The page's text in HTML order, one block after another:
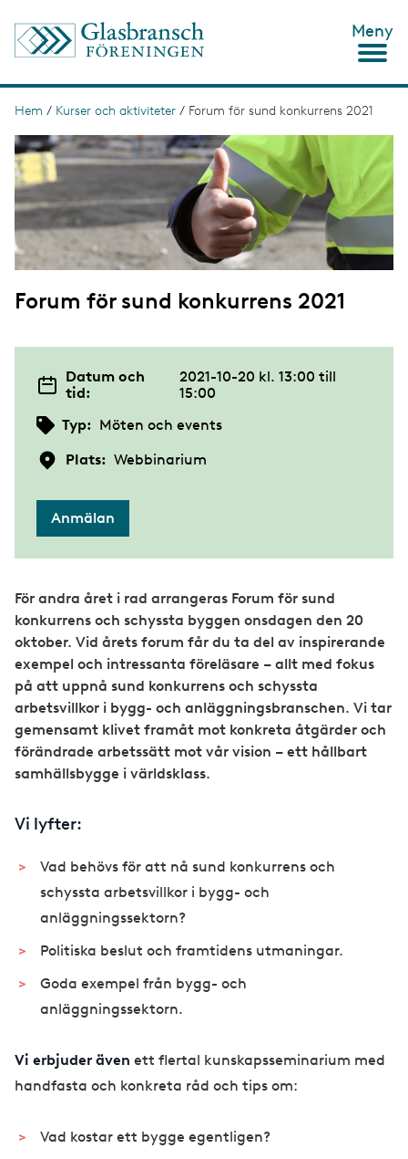
Meny
L
ä
n
k
s
t
g
Hem / Kurser och aktiviteter / Forum för sund konkurrens 2021
I
m
a
g
e
Forum för sund konkurrens 2021
Datum och
tid:
2021-10-20 kl. 13:00 till
15:00
Typ: Möten och events
Plats: Webbinarium
Anmälan
För andra året i rad arrangeras Forum för sund
konkurrens och schyssta byggen onsdagen den 20
oktober. Vid årets forum får du ta del av inspirerande
exempel och intressanta föreläsare – allt med fokus
på att uppnå sund konkurrens och schyssta
arbetsvillkor i bygg- och anläggningsbranschen. Vi tar
gemensamt klivet framåt mot konkreta åtgärder och
förändrade arbetssätt mot vår vision – ett hållbart
samhällsbygge i världsklass.
Vi lyfter:
Vad behövs för att nå sund konkurrens och
schyssta arbetsvillkor i bygg- och
anläggningssektorn?
Politiska beslut och framtidens utmaningar.
Goda exempel från bygg- och
anläggningssektorn.
Vi erbjuder även ett flertal kunskapsseminarium med
handfasta och konkreta råd och tips om:
Vad kostar ett bygge egentligen?